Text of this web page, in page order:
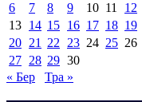
6
7 8 9 10 11
12
13 14 15 16 17 18 19
20 21 22 23 24 25 26
27 28 29 30
« Бер
Тра »